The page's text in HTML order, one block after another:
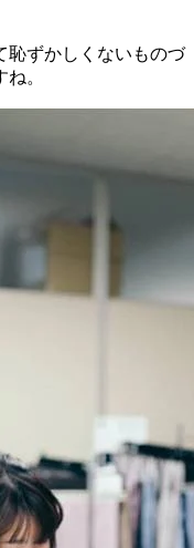
恥ずかしくないものづ
。